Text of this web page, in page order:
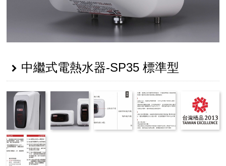
中繼式電熱水器-SP35 標準型